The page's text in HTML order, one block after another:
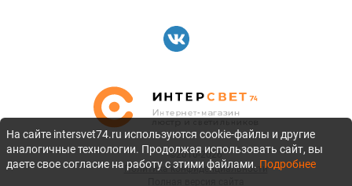
©2010-2026
Политика конфиденциальности
На сайте intersvet74.ru используются cookie-файлы и другие
аналогичные технологии. Продолжая использовать сайт, вы
даете свое согласие на работу с этими файлами. Подробнее